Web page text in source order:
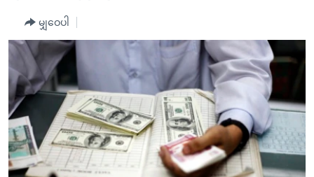
ကျော်
ကြည့်
ရန်
ပင်မ
အ
ညွန်း
စာမျက်နှာ
အစ္စရေး-ပါလက်စတိုင်း
အင်္ဂလိပ်စာလေ့လာမယ်
အမေရိကန်သုံးအီဒီယံ
မကြေးမုံရဲ့ အင်္ဂလိပ်စာ
ရုပ်ရှင်ထဲက အင်္ဂလိပ်စာ
သုတပဒေသာ အင်္ဂလိပ်စာ
အပတ်စဉ်ကဏ္ဍများ
ရေဒီယို
ရေဒီယိုနှင့်ရုပ်သံ အချက်အလက်များ
ရေဒီယို/တီဗွီအစီအစဉ်
Learning English
မျှဝေပါ